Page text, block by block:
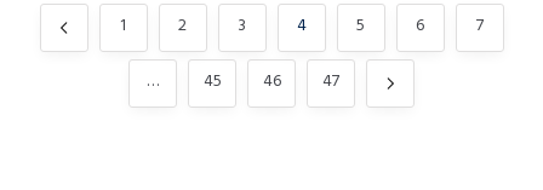
1 2 3 4 5 6
7
…
45 46 47